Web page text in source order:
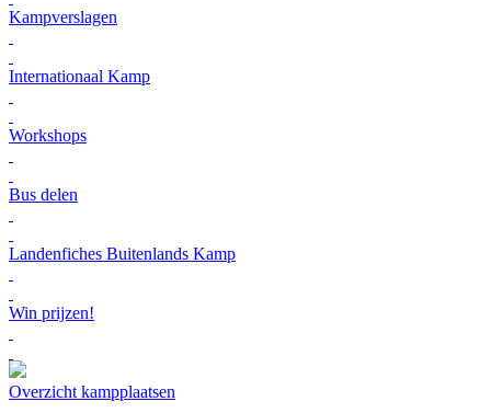
Kampverslagen
Internationaal Kamp
Workshops
Bus delen
Landenfiches Buitenlands Kamp
Win prijzen!
Overzicht kampplaatsen